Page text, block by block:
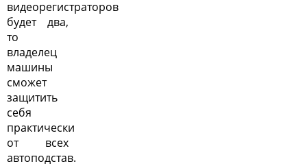
видеорегистраторов
будет два,
то
владелец
машины
сможет
защитить
себя
практически
от всех
автоподстав.